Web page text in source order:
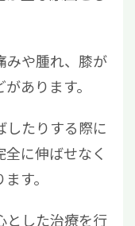
みや腫れ、膝が
あります。
したりする際に
に伸ばせなく
す。
とした治療を行